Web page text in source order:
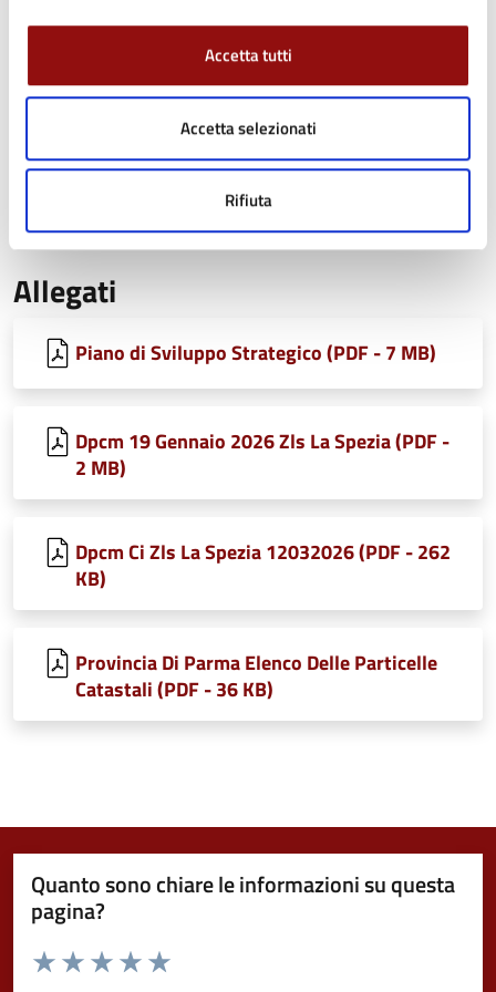
Accetta tutti
Accetta selezionati
Rifiuta
Link utili
Regione Liguria – ZLS Porto e Retroporto della Spezia
Dipartimento per le politiche di coesione – Presidenza del
Consiglio dei Ministri – ZLS Porto e Retroporto della Spezia
Allegati
Piano di Sviluppo Strategico (PDF - 7 MB)
Dpcm 19 Gennaio 2026 Zls La Spezia (PDF -
2 MB)
Dpcm Ci Zls La Spezia 12032026 (PDF - 262
KB)
Provincia Di Parma Elenco Delle Particelle
Catastali (PDF - 36 KB)
Quanto sono chiare le informazioni su questa
pagina?
Valuta da 1 a 5 stelle la pagina